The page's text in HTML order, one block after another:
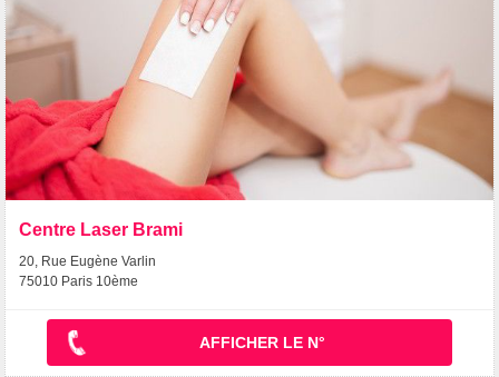
Centre Laser Brami
20, Rue Eugène Varlin
75010 Paris 10ème
AFFICHER LE N°